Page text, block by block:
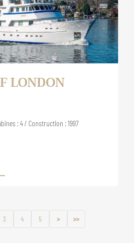
LONDON
: 4 / Construction : 1997
3 4 5 > >>